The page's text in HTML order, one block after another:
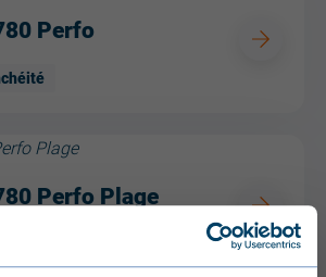
Perfo
Perfo Plage